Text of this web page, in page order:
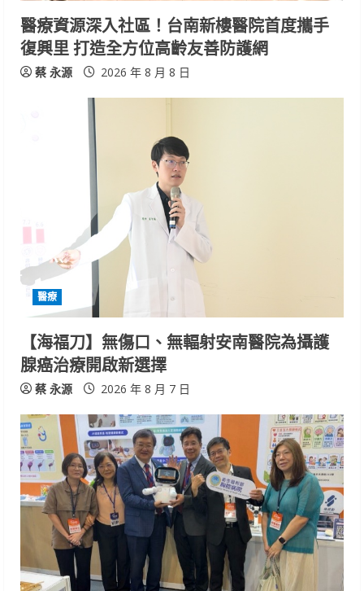
g
醫療資源深入社區！台南新樓醫院首度攜手
復興里 打造全方位高齡友善防護網
蔡 永源 2026 年 8 月 8 日
醫療
【海福刀】無傷口、無輻射安南醫院為攝護
腺癌治療開啟新選擇
蔡 永源 2026 年 8 月 7 日